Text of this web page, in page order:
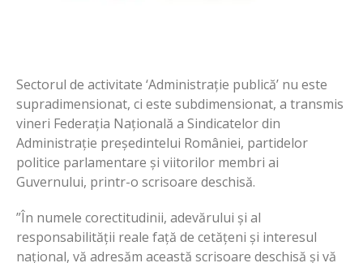
Sectorul de activitate ‘Administrație publică’ nu este
supradimensionat, ci este subdimensionat, a transmis
vineri Federația Națională a Sindicatelor din
Administrație președintelui României, partidelor
politice parlamentare și viitorilor membri ai
Guvernului, printr-o scrisoare deschisă.
”În numele corectitudinii, adevărului și al
responsabilității reale față de cetățeni și interesul
național, vă adresăm această scrisoare deschisă și vă